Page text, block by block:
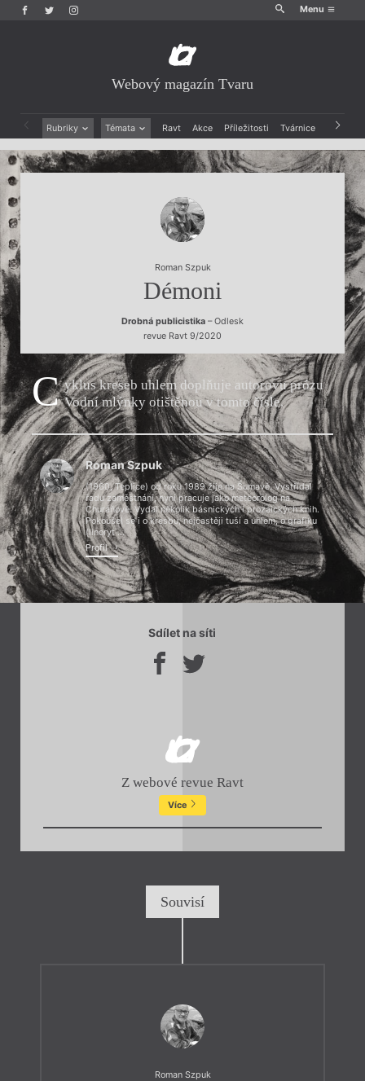
Menu
Webový magazín Tvaru
Rubriky Témata Ravt Akce Příležitosti Tvárnice Archiv
Beletrie
Drobná publicistika
Ženy v katolické literatuře
Právě vychází
Roman Szpuk
Démoni
Drobná publicistika – Odlesk
revue Ravt 9/2020
C yklus kreseb uhlem doplňuje autorovu prózu
Vodní mlýnky otištěnou v tomto čísle.
Chviličku.
Načítá se.
Roman Szpuk
(1960, Teplice) od roku 1989 žije na Šumavě. Vystřídal
řadu zaměstnání, nyní pracuje jako meteorolog na
Churáňově. Vydal několik básnických i prozaických knih.
Pokoušel se i o kresbu, nejčastěji tuší a uhlem, o grafiku
(linoryt ...
Profil
Sdílet na síti
Z webové revue Ravt
Více
Souvisí
Roman Szpuk